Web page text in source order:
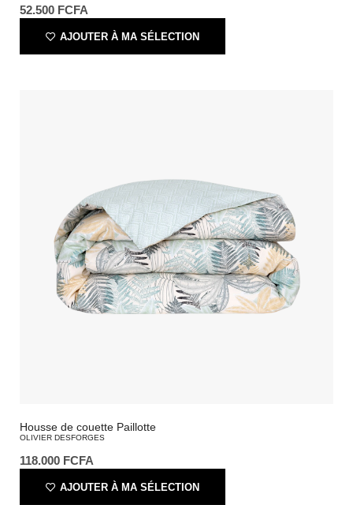
52.500 FCFA
AJOUTER À MA SÉLECTION
Housse de couette Paillotte
OLIVIER DESFORGES
118.000 FCFA
AJOUTER À MA SÉLECTION